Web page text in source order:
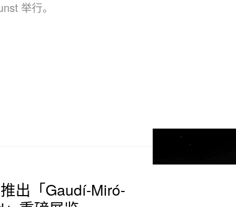
举行。
出「Gaudí-Miró-